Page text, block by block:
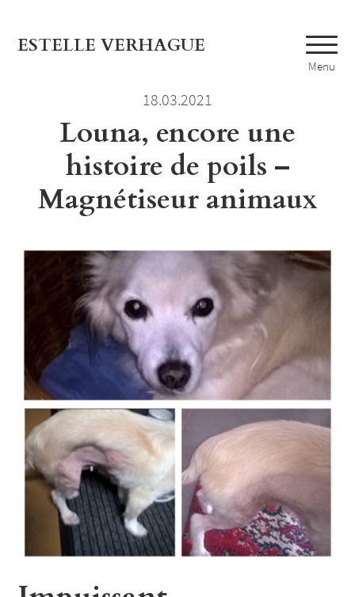
ESTELLE VERHAGUE
Menu
18.03.2021
Louna, encore une
histoire de poils –
Magnétiseur animaux